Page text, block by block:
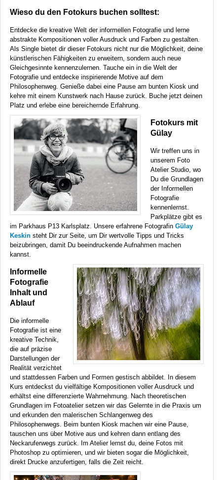
Wieso du den Fotokurs buchen solltest:
Entdecke die kreative Welt der informellen Fotografie und lerne
abstrakte Kompositionen voller Ausdruck und Farben zu gestalten.
Als Single bietet dir dieser Fotokurs nicht nur die Möglichkeit, deine
künstlerischen Fähigkeiten zu erweitern, sondern auch neue
Gleichgesinnte kennenzulernen. Tauche ein in die Welt der
Fotografie und entdecke inspirierende Motive auf dem
Philosophenweg. Genieße dabei eine Pause am bunten Kiosk und
kehre mit einem Kunstwerk nach Hause zurück. Buche jetzt deinen
Platz und erlebe eine bereichernde Erfahrung.
Fotokurs mit
Gülay
Wir treffen uns in
unserem Foto
Atelier Studio, wo
Du die Grundlagen
der Informellen
Fotografie
kennenlernst.
Parkplätze gibt es
im Parkhaus P13 Karlsplatz. Unsere erfahrene Fotografin Gülay
Keskin steht Dir zur Seite, um Dir wertvolle Tipps und Tricks
beizubringen, damit Du beeindruckende Aufnahmen machen
kannst.
Informelle
Fotografie
Inhalt und
Ablauf
Die informelle
Fotografie ist eine
kreative Technik,
die auf präzise
Darstellungen der
Realität verzichtet
und stattdessen Farben und Formen gestisch abbildet. In diesem
Kurs entdeckst du vielfältige Kompositionen voller Ausdruck und
erhältst eine differenzierte Wahrnehmung. Nach theoretischen
Grundlagen im Fotoatelier setzen wir das Gelernte in die Praxis um
und erkunden den malerischen Schlangenweg des
Philosophenwegs. Beim bunten Kiosk machen wir eine Pause,
tauschen uns über Motive aus und kehren dann entlang des
Neckaruferwegs zurück. Im Atelier lernst du, deine Fotos mit
Photoshop zu optimieren, und wir bieten sogar die Möglichkeit,
direkt Drucke anzufertigen, falls die Zeit reicht.